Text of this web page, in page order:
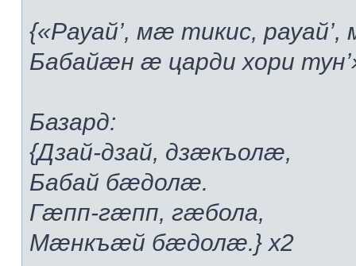
{«Рауай’, мæ тикис,
Бабайæн æ царди хори
Базард:
{Дзай-дзай, дзæкъолæ,
Бабай бæдолæ.
Гæпп-гæпп, гæбола,
Мæнкъæй бæдолæ.} x2